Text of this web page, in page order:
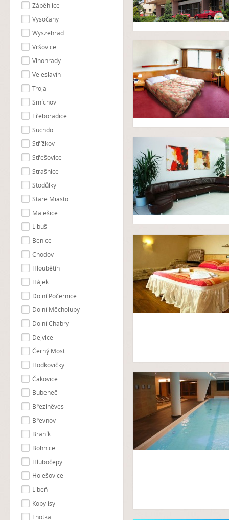
Záběhlice
Vysočany
Wyszehrad
Vršovice
Vinohrady
Veleslavín
Troja
Smíchov
Třeboradice
Suchdol
Střížkov
Střešovice
Strašnice
Stodůlky
Stare Miasto
Malešice
Libuš
Benice
Chodov
Hloubětín
Hájek
Dolní Počernice
Dolní Měcholupy
Dolní Chabry
Dejvice
Černý Most
Hodkovičky
Čakovice
Bubeneč
Březiněves
Břevnov
Braník
Bohnice
Hlubočepy
Holešovice
Libeň
Kobylisy
Lhotka